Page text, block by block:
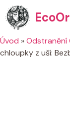
Přeskočit
na
obsah
Úvod »Odstranění
chloupky z uší: